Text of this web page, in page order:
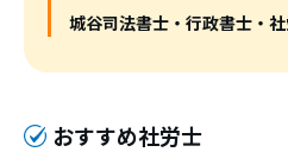
城谷司法書士・行政書士・
おすすめ社労士